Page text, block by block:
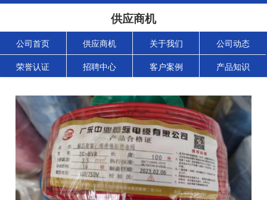
供应商机
公司首页 供应商机 关于我们 公司动态
荣誉认证 招聘中心 客户案例 产品知识